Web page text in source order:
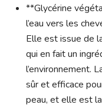
**Glycérine
l’eau vers les
Elle est issue de
qui en fait un
l’environnement.
sûr et efficace
peau, et elle est